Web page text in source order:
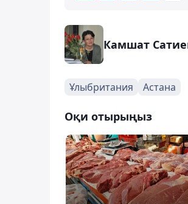
Камшат
Ұлыбритания Астана
Оқи отырыңыз